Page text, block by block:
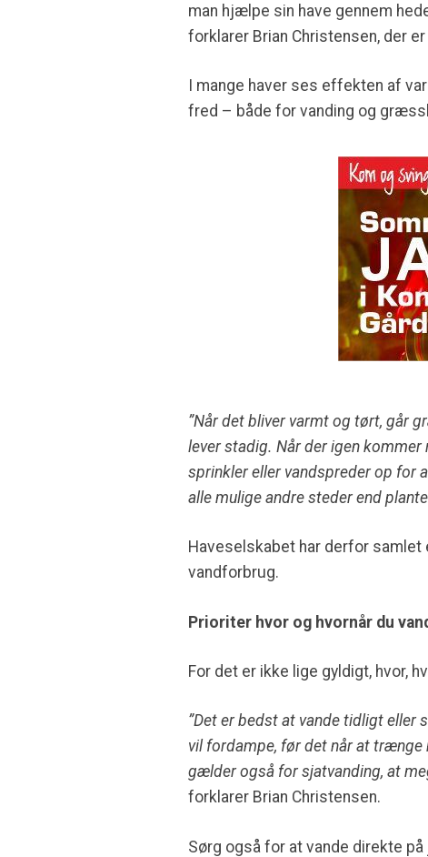
man hjælpe sin have gennem
forklarer Brian Christensen, der
I mange haver ses effekten af
fred – både for vanding og
”Når det bliver varmt og tørt, går
lever stadig. Når der igen
sprinkler eller vandspreder op for
alle mulige andre steder end
Haveselskabet har derfor
vandforbrug.
Prioriter hvor og hvornår du
For det er ikke lige gyldigt, hvor,
”Det er bedst at vande tidligt eller
vil fordampe, før det når at trænge
gælder også for sjatvanding, at
forklarer Brian Christensen.
Sørg også for at vande direkte